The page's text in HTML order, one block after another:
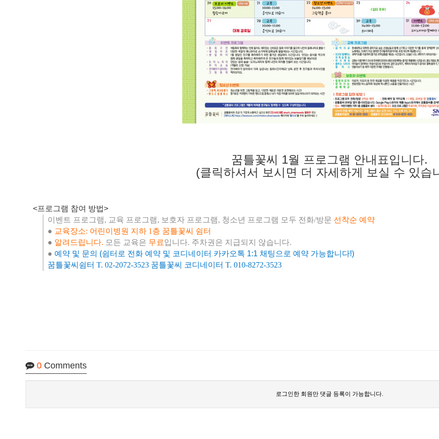
꿈틀꽃씨 1월 프로그램 안내표입니다.
(클릭하셔서 보시면 더 자세하게 보실 수 있습
<프로그램 참여 방법>
이벤트 프로그램, 교육 프로그램, 보호자 프로그램, 청소년 프로그램 모두 전화/방문 선착순 예약
● 교육장소: 어린이병원 지하 1층 꿈틀꽃씨 쉼터
● 알려드립니다. 모든 교육은 무료입니다. 주차권은 지급되지 않습니다.
● 예약 및 문의 (쉼터로 전화 예약 및 코디네이터 카카오톡 1:1 채팅으로 예약 가능합니다!)
꿈틀꽃씨쉼터 T. 02-2072-3523 꿈틀꽃씨 코디네이터 T. 010-8272-3523
0 Comments
로그인한 회원만 댓글 등록이 가능합니다.